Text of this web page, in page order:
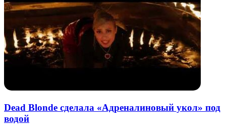
Dead Blonde сделала «Адреналиновый укол» под
водой